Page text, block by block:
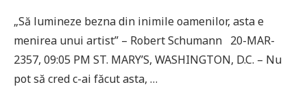
„Să lumineze bezna din inimile oamenilor, asta e
menirea unui artist” – Robert Schumann 20-MAR-
2357, 09:05 PM ST. MARY’S, WASHINGTON, D.C. – Nu
pot să cred c-ai făcut asta, …